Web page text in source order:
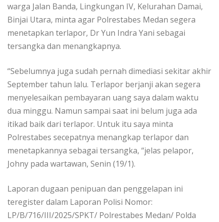
warga Jalan Banda, Lingkungan IV, Kelurahan Damai,
Binjai Utara, minta agar Polrestabes Medan segera
menetapkan terlapor, Dr Yun Indra Yani sebagai
tersangka dan menangkapnya.
“Sebelumnya juga sudah pernah dimediasi sekitar akhir
September tahun lalu. Terlapor berjanji akan segera
menyelesaikan pembayaran uang saya dalam waktu
dua minggu. Namun sampai saat ini belum juga ada
itikad baik dari terlapor. Untuk itu saya minta
Polrestabes secepatnya menangkap terlapor dan
menetapkannya sebagai tersangka, “jelas pelapor,
Johny pada wartawan, Senin (19/1).
Laporan dugaan penipuan dan penggelapan ini
teregister dalam Laporan Polisi Nomor:
LP/B/716/III/2025/SPKT/ Polrestabes Medan/ Polda